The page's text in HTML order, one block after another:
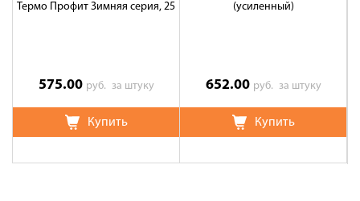
Термо Профит Зимняя серия, 25
575.00 руб. за штуку
Купить
(усиленный)
652.00 руб. за штуку
Купить